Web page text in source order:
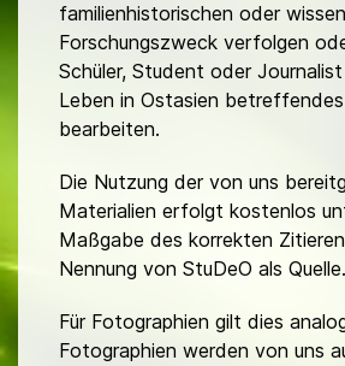
familienhistorischen oder
Forschungszweck verfolgen
Schüler, Student oder
Leben in Ostasien
bearbeiten.
Die Nutzung der von uns
Materialien erfolgt kostenlos
Maßgabe des korrekten
Nennung von StuDeO als Quelle.
Für Fotographien gilt dies
Fotographien werden von uns